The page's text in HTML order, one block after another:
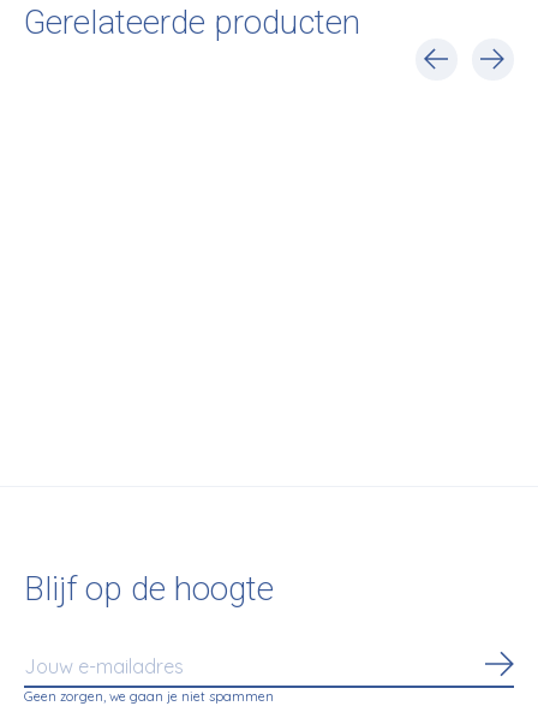
Gerelateerde producten
Blijf op de hoogte
Geen zorgen, we gaan je niet spammen